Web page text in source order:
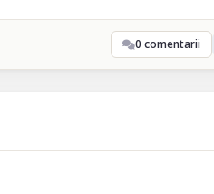
0 comentarii